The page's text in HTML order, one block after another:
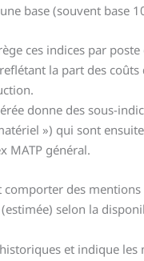
base (souvent base
ces indices par
la part des coûts
donne des sous-
») qui sont
MATP général.
comporter des
selon la
historiques et indique